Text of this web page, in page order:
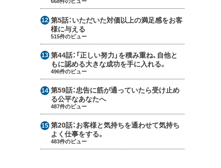
第5話：いただいた対価以上の満足感をお客
様に与える
515件のビュー
第44話： 「正しい努力」を積み重ね、自他と
もに認める大きな成功を手に入れる。
496件のビュー
第59話：忠告に筋が通っていたら受け止め
る公平なあなたへ
487件のビュー
第20話：お客様と気持ちを通わせて気持ち
よく仕事をする。
483件のビュー